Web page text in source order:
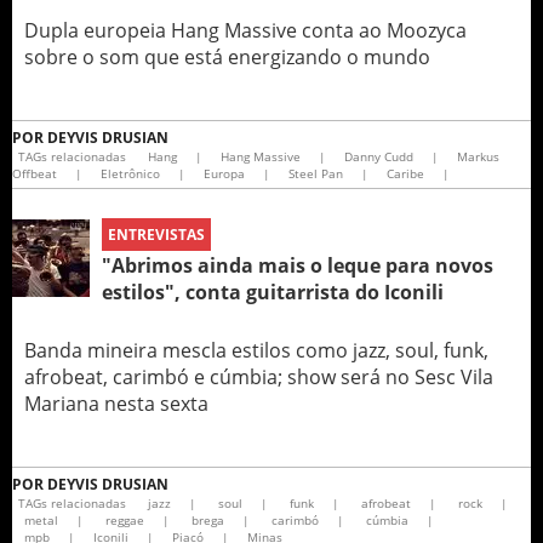
Dupla europeia Hang Massive conta ao Moozyca
sobre o som que está energizando o mundo
POR DEYVIS DRUSIAN
TAGs relacionadas Hang | Hang Massive | Danny Cudd |
Markus
Offbeat
| Eletrônico | Europa | Steel Pan | Caribe |
ENTREVISTAS
"Abrimos ainda mais o leque para novos
estilos", conta guitarrista do Iconili
Banda mineira mescla estilos como jazz, soul, funk,
afrobeat, carimbó e cúmbia; show será no Sesc Vila
Mariana nesta sexta
POR DEYVIS DRUSIAN
TAGs relacionadas jazz | soul | funk | afrobeat | rock
|
metal
| reggae | brega | carimbó | cúmbia
|
mpb
| Iconili | Piacó | Minas